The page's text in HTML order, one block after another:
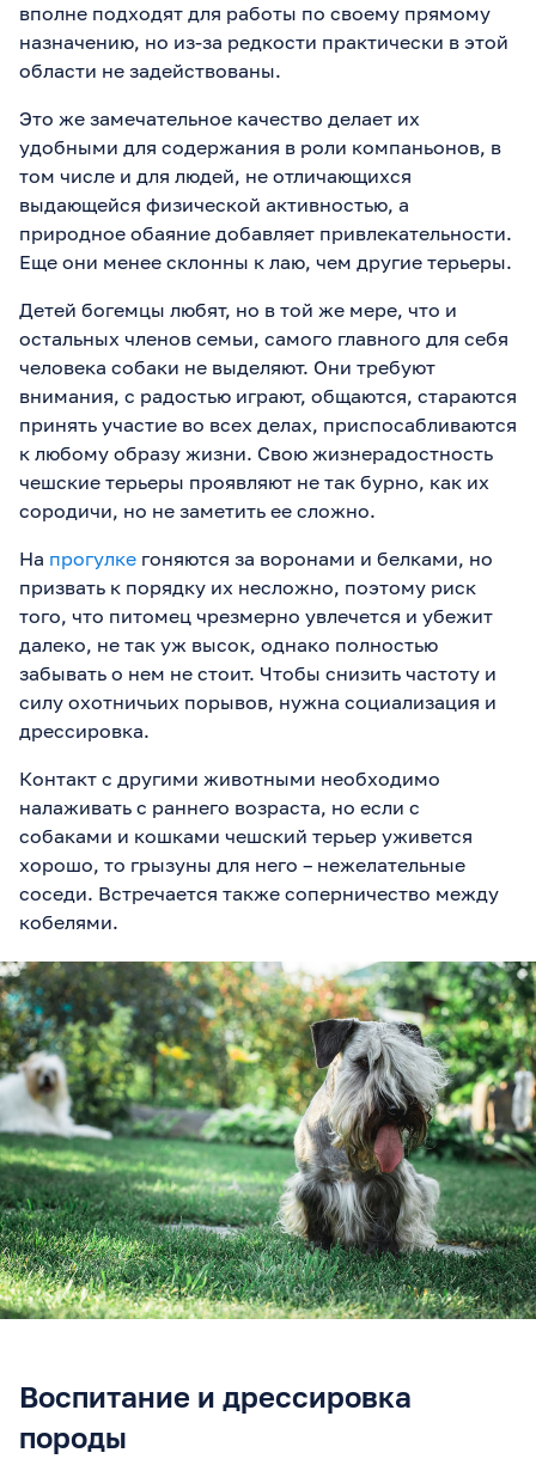
вполне подходят для работы по своему прямому
назначению, но из-за редкости практически в этой
области не задействованы.
Это же замечательное качество делает их
удобными для содержания в роли компаньонов, в
том числе и для людей, не отличающихся
выдающейся физической активностью, а
природное обаяние добавляет привлекательности.
Еще они менее склонны к лаю, чем другие терьеры.
Детей богемцы любят, но в той же мере, что и
остальных членов семьи, самого главного для себя
человека собаки не выделяют. Они требуют
внимания, с радостью играют, общаются, стараются
принять участие во всех делах, приспосабливаются
к любому образу жизни. Свою жизнерадостность
чешские терьеры проявляют не так бурно, как их
сородичи, но не заметить ее сложно.
На прогулке гоняются за воронами и белками, но
призвать к порядку их несложно, поэтому риск
того, что питомец чрезмерно увлечется и убежит
далеко, не так уж высок, однако полностью
забывать о нем не стоит. Чтобы снизить частоту и
силу охотничьих порывов, нужна социализация и
дрессировка.
Контакт с другими животными необходимо
налаживать с раннего возраста, но если с
собаками и кошками чешский терьер уживется
хорошо, то грызуны для него – нежелательные
соседи. Встречается также соперничество между
кобелями.
Воспитание и дрессировка
породы